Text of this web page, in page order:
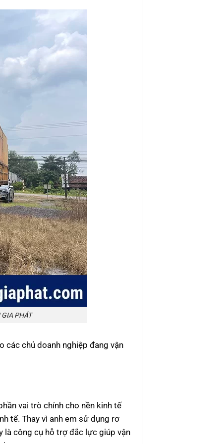
PHÁT
các chủ doanh nghiệp đang vận
vai trò chính cho nền kinh tế
tế. Thay vì anh em sử dụng rơ
công cụ hỗ trợ đắc lực giúp vận